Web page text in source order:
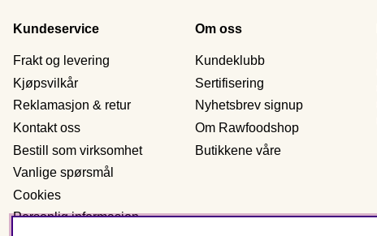
Kundeservice
Frakt og levering
Kjøpsvilkår
Reklamasjon & retur
Kontakt oss
Bestill som virksomhet
Vanlige spørsmål
Cookies
Personlig informasjon
Om oss
Kundeklubb
Sertifisering
Nyhetsbrev signup
Om Rawfoodshop
Butikkene våre